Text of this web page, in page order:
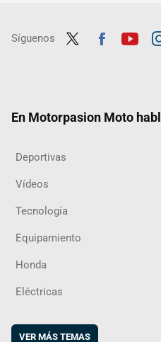
Síguenos
En Motorpasion Moto
Deportivas
Vídeos
Tecnología
Equipamiento
Honda
Eléctricas
VER MÁS TEMAS